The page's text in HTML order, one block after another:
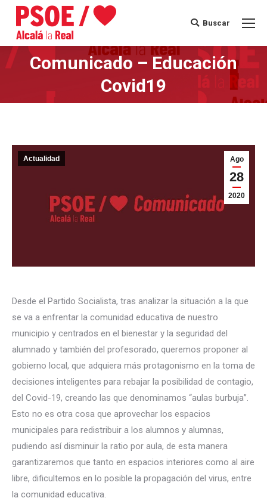
Buscar:
Buscar
Comunicado – Educación
Covid19
Ago
28
2020
Actualidad
Desde el Partido Socialista, tras analizar la situación a la que
se va a enfrentar la comunidad educativa de nuestro
municipio y centrados en el bienestar y la seguridad del
alumnado y también del profesorado, queremos proponer al
gobierno local, que adquiera más protagonismo en la toma de
decisiones inteligentes para rebajar la posibilidad de contagio,
del Covid-19, creando las que denominamos “aulas burbuja”.
Esto no es otra cosa que aprovechar los espacios
municipales para redistribuir a los alumnos y alumnas,
pudiendo así disminuir la ratio por aula, de esta manera
garantizaremos que tanto en espacios interiores como al aire
libre, dificultemos en lo posible la propagación del virus, entre
la comunidad educativa.